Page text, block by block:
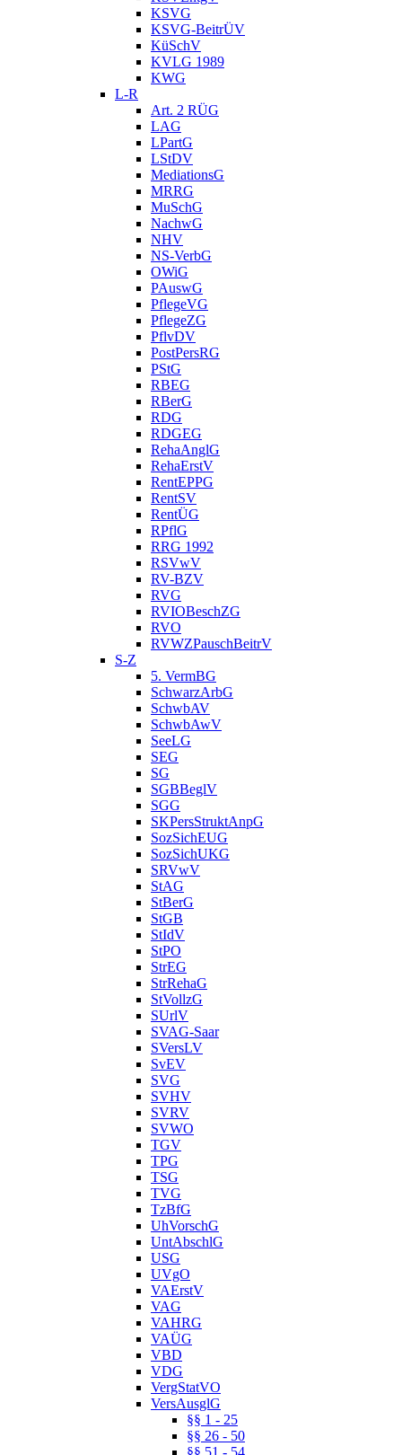
KSVG
KSVG-BeitrÜV
KüSchV
KVLG 1989
KWG
L-R
Art. 2 RÜG
LAG
LPartG
LStDV
MediationsG
MRRG
MuSchG
NachwG
NHV
NS-VerbG
OWiG
PAuswG
PflegeVG
PflegeZG
PflvDV
PostPersRG
PStG
RBEG
RBerG
RDG
RDGEG
RehaAnglG
RehaErstV
RentEPPG
RentSV
RentÜG
RPflG
RRG 1992
RSVwV
RV-BZV
RVG
RVIOBeschZG
RVO
RVWZPauschBeitrV
S-Z
5. VermBG
SchwarzArbG
SchwbAV
SchwbAwV
SeeLG
SEG
SG
SGBBeglV
SGG
SKPersStruktAnpG
SozSichEUG
SozSichUKG
SRVwV
StAG
StBerG
StGB
StIdV
StPO
StrEG
StrRehaG
StVollzG
SUrlV
SVAG-Saar
SVersLV
SvEV
SVG
SVHV
SVRV
SVWO
TGV
TPG
TSG
TVG
TzBfG
UhVorschG
UntAbschlG
USG
UVgO
VAErstV
VAG
VAHRG
VAÜG
VBD
VDG
VergStatVO
VersAusglG
§§ 1 - 25
§§ 26 - 50
§§ 51 - 54